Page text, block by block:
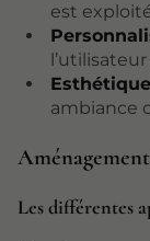
est
Esthétique
ambiance
Les différentes